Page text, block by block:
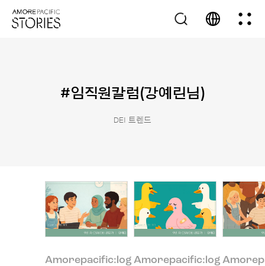
#임직원칼럼(강예린님)
DEI 트렌드
Amorepacific:log Amorepacific:log